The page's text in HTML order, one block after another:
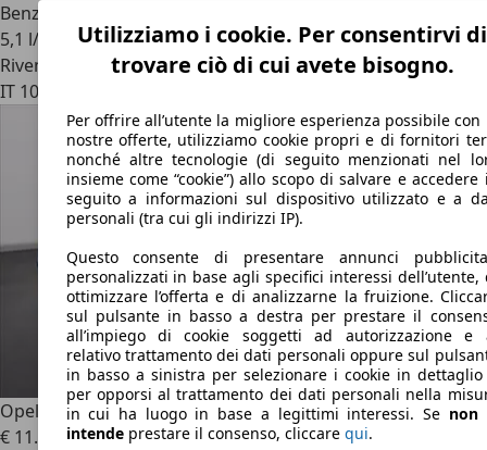
Benzina
5,1 l/100 km (comb.)
Rivenditore
IT 10141
Opel Grandland X 1.6 diesel Ecotec Start&Stop aut. Advance
€ 11.500
Utilizziamo i cookie. Per consentirvi di
trovare ciò di cui avete bisogno.
Per offrire all’utente la migliore esperienza possibile con
nostre offerte, utilizziamo cookie propri e di fornitori
nonché altre tecnologie (di seguito menzionati nel
insieme come “cookie”) allo scopo di salvare e accedere
seguito a informazioni sul dispositivo utilizzato e a
personali (tra cui gli indirizzi IP).
Questo consente di presentare annunci
personalizzati in base agli specifici interessi dell’utente,
ottimizzare l’offerta e di analizzarne la fruizione.
sul pulsante in basso a destra per prestare il
all’impiego di cookie soggetti ad autorizzazione e
relativo trattamento dei dati personali oppure sul
in basso a sinistra per selezionare i cookie in
per opporsi al trattamento dei dati personali nella
in cui ha luogo in base a legittimi interessi. Se non
intendeprestare il consenso, cliccare qui.